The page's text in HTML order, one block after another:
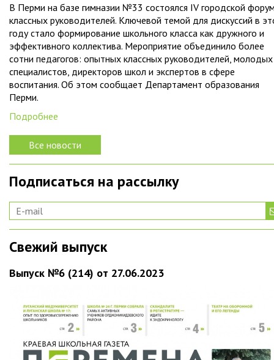
В Перми на базе гимназии №33 состоялся IV городской
классных руководителей. Ключевой темой для дискуссий в
году стало формирование школьного класса как дружного и
эффективного коллектива. Мероприятие объединило более
сотни педагогов: опытных классных руководителей, молодых
специалистов, директоров школ и экспертов в сфере
воспитания. Об этом сообщает Департамент образования
Перми.
Подробнее
Все новости
Подписаться на рассылку
Свежий выпуск
Выпуск №6 (214) от 27.06.2023